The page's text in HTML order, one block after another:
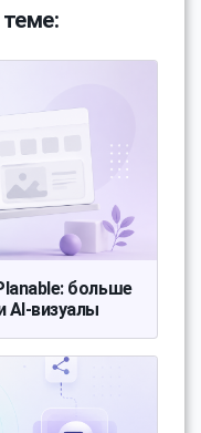
больше
AI-визуалы